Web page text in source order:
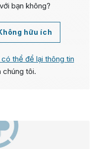
bạn không?
hữu ích
có thể để lại thông tin
chúng tôi.